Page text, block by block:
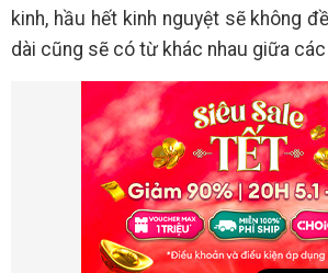
kinh, hầu hết kinh nguyệt sẽ không
dài cũng sẽ có từ khác nhau giữa